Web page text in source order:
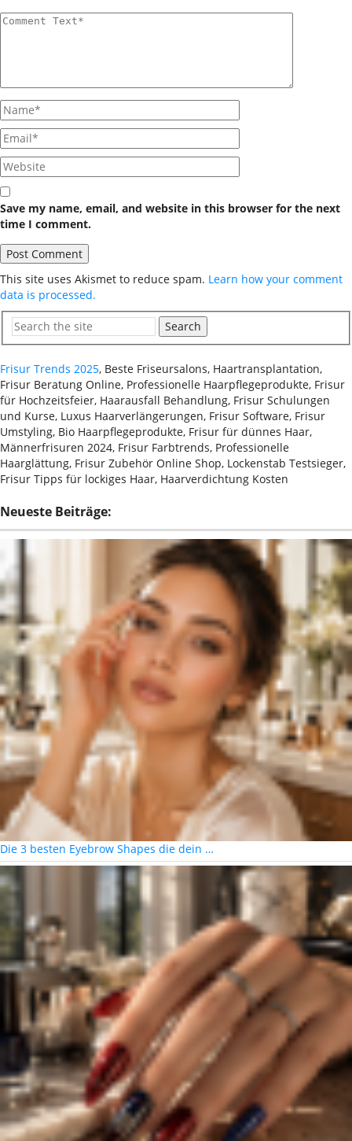
Save my name, email, and website in this browser for the next
time I comment.
This site uses Akismet to reduce spam. Learn how your comment
data is processed.
Search
Frisur Trends 2025, Beste Friseursalons, Haartransplantation,
Frisur Beratung Online, Professionelle Haarpflegeprodukte, Frisur
für Hochzeitsfeier, Haarausfall Behandlung, Frisur Schulungen
und Kurse, Luxus Haarverlängerungen, Frisur Software, Frisur
Umstyling, Bio Haarpflegeprodukte, Frisur für dünnes Haar,
Männerfrisuren 2024, Frisur Farbtrends, Professionelle
Haarglättung, Frisur Zubehör Online Shop, Lockenstab Testsieger,
Frisur Tipps für lockiges Haar, Haarverdichtung Kosten
Neueste Beiträge:
Die 3 besten Eyebrow Shapes die dein …